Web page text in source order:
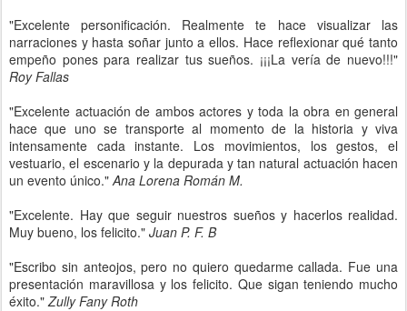
"Excelente personificación. Realmente te hace visualizar las
narraciones y hasta soñar junto a ellos. Hace reflexionar qué tanto
empeño pones para realizar tus sueños. ¡¡¡La vería de nuevo!!!"
Roy Fallas
"Excelente actuación de ambos actores y toda la obra en general
hace que uno se transporte al momento de la historia y viva
intensamente cada instante. Los movimientos, los gestos, el
vestuario, el escenario y la depurada y tan natural actuación hacen
un evento único."Ana Lorena Román M.
"Excelente. Hay que seguir nuestros sueños y hacerlos realidad.
Muy bueno, los felicito." Juan P. F. B
"Escribo sin anteojos, pero no quiero quedarme callada. Fue una
presentación maravillosa y los felicito. Que sigan teniendo mucho
éxito."Zully Fany Roth